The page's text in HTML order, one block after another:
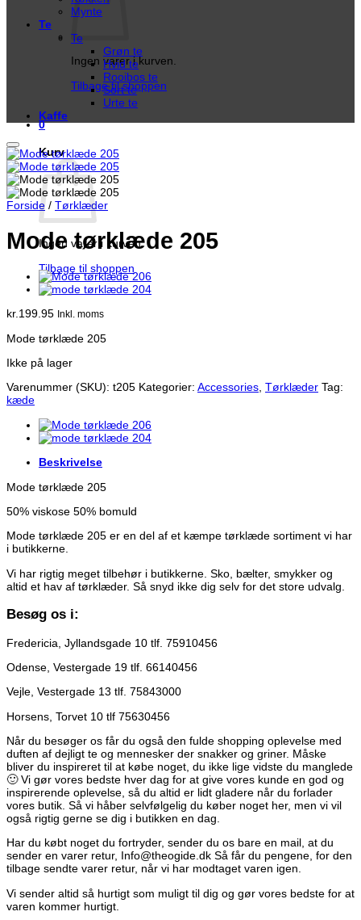
Ingen varer i kurven.
Tilbage til shoppen
0
Kurv
Ingen varer i kurven.
Tilbage til shoppen
Mynte
Te
Te
Grøn te
Hvid te
Rooibos te
Sort te
Urte te
Kaffe
Forside / Tørklæder
Mode tørklæde 205
kr.199.95 Inkl. moms
Mode tørklæde 205
Ikke på lager
Varenummer (SKU): t205 Kategorier: Accessories, Tørklæder Tag:
kæde
Beskrivelse
Mode tørklæde 205
50% viskose 50% bomuld
Mode tørklæde 205 er en del af et kæmpe tørklæde sortiment vi har
i butikkerne.
Vi har rigtig meget tilbehør i butikkerne. Sko, bælter, smykker og
altid et hav af tørklæder. Så snyd ikke dig selv for det store udvalg.
Besøg os i:
Fredericia, Jyllandsgade 10 tlf. 75910456
Odense, Vestergade 19 tlf. 66140456
Vejle, Vestergade 13 tlf. 75843000
Horsens, Torvet 10 tlf 75630456
Når du besøger os får du også den fulde shopping oplevelse med
duften af dejligt te og mennesker der snakker og griner. Måske
bliver du inspireret til at købe noget, du ikke lige vidste du manglede
🙂 Vi gør vores bedste hver dag for at give vores kunde en god og
inspirerende oplevelse, så du altid er lidt gladere når du forlader
vores butik. Så vi håber selvfølgelig du køber noget her, men vi vil
også rigtig gerne se dig i butikken en dag.
Har du købt noget du fortryder, sender du os bare en mail, at du
sender en varer retur, Info@theogide.dk Så får du pengene, for den
tilbage sendte varer retur, når vi har modtaget varen igen.
Vi sender altid så hurtigt som muligt til dig og gør vores bedste for at
varen kommer hurtigt.